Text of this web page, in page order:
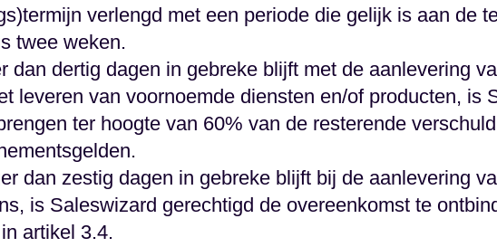
verlengd met een periode die gelijk is aan de
twee weken.
dan dertig dagen in gebreke blijft met de aanlevering
leveren van voornoemde diensten en/of producten, is
ter hoogte van 60% van de resterende
dan zestig dagen in gebreke blijft bij de aanlevering
is Saleswizard gerechtigd de overeenkomst te
artikel 3.4.